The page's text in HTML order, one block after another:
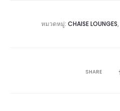
หมวดหมู่: CHAISE LOUNGES,
SHARE